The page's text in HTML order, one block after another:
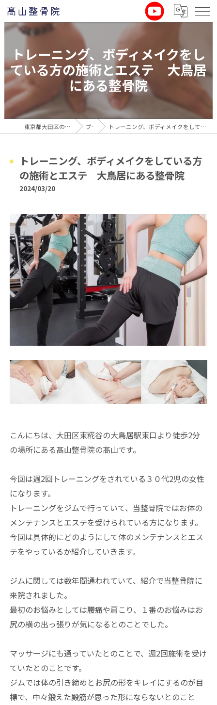
トレーニング、ボディメイクをし
ている方の施術とエステ 大鳥居
にある整骨院
東京都大田区の整骨院なら髙山整骨院 ブログ トレーニング、ボディメイクをしている方の施術とエステ 大鳥居にある整骨院
トレーニング、ボディメイクをしている方
の施術とエステ 大鳥居にある整骨院
2024/03/20
こんにちは、大田区東糀谷の大鳥居駅東口より徒歩2分
の場所にある髙山整骨院の髙山です。
今回は週2回トレーニングをされている３０代2児の女性
になります。
トレーニングをジムで行っていて、当整骨院ではお体の
メンテナンスとエステを受けられている方になります。
今回は具体的にどのようにして体のメンテナンスとエス
テをやっているか紹介していきます。
ジムに関しては数年間通われていて、紹介で当整骨院に
来院されました。
最初のお悩みとしては腰痛や肩こり、１番のお悩みはお
尻の横の出っ張りが気になるとのことでした。
マッサージにも通っていたとのことで、週2回施術を受け
ていたとのことです。
ジムでは体の引き締めとお尻の形をキレイにするのが目
標で、中々鍛えた殿筋が思った形にならないとのこと